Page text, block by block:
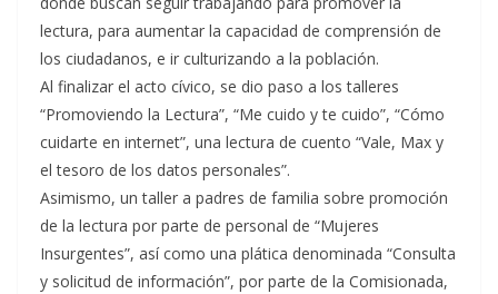
lectura, para aumentar la capacidad de comprensión de
los ciudadanos, e ir culturizando a la población.
Al finalizar el acto cívico, se dio paso a los talleres
“Promoviendo la Lectura”, “Me cuido y te cuido”, “Cómo
cuidarte en internet”, una lectura de cuento “Vale, Max y
el tesoro de los datos personales”.
Asimismo, un taller a padres de familia sobre promoción
de la lectura por parte de personal de “Mujeres
Insurgentes”, así como una plática denominada “Consulta
y solicitud de información”, por parte de la Comisionada,